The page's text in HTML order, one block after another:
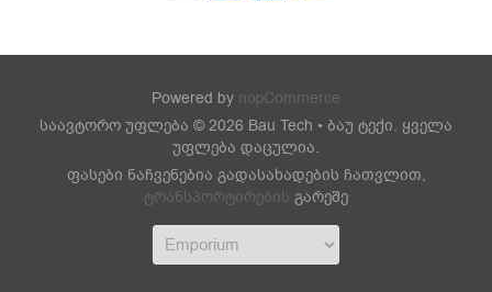
Powered by nopCommerce
საავტორო უფლება © 2026 Bau Tech • ბაუ ტექი. ყველა
უფლება დაცულია.
ფასები ნაჩვენებია გადასახადების ჩათვლით,
ტრანსპორტირების გარეშე